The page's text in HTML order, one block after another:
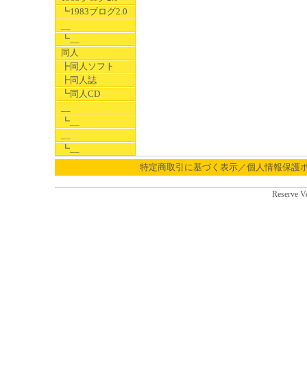
┗1983ブログ2.0
┗__
同人
┣同人ソフト
┣同人誌
┗同人CD
┗__
┗__
特定商取引に基づく表示／個人情報保護
Reserve